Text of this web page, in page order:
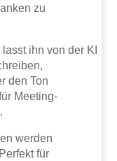
zu
ihn von der KI
den Ton
Meeting-
werden
für